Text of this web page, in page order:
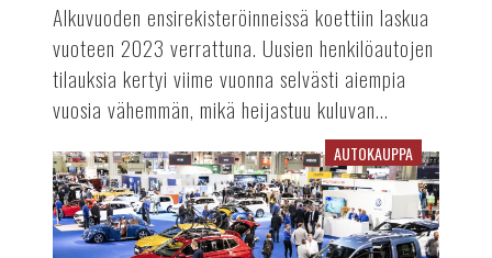
Alkuvuoden ensirekisteröinneissä koettiin laskua
vuoteen 2023 verrattuna. Uusien henkilöautojen
tilauksia kertyi viime vuonna selvästi aiempia
vuosia vähemmän, mikä heijastuu kuluvan...
Auto-
tapahtuma
tekee
paluun
AUTOKAUPPA